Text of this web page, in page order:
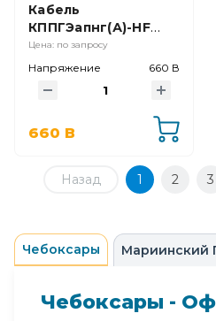
660 В
Кабель
КППГЭапнг(А)-HF
4х4,0
Цена: по запросу
Напряжение 660 В
Назад 1 2 3
Чебоксары Мариинский
Чебоксары -